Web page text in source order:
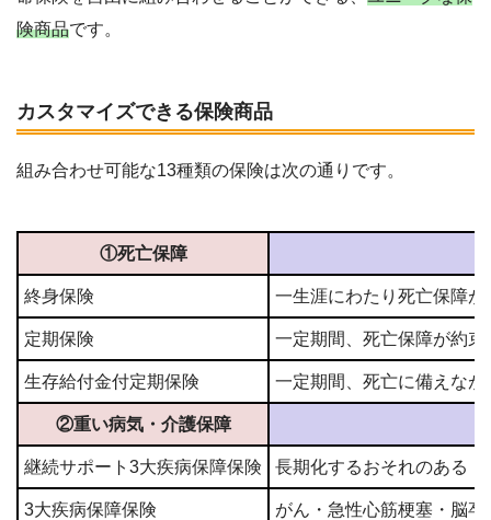
険商品です。
カスタマイズできる保険商品
組み合わせ可能な13種類の保険は次の通りです。
①死亡保障
終身保険 一生涯にわたり死亡保障
定期保険 一定期間、死亡保障が約束
生存給付金付定期保険 一定期間、死亡に備えな
②重い病気・介護保障
継続サポート3大疾病保障保険 長期化するおそれのある
3大疾病保障保険 がん・急性心筋梗塞・脳